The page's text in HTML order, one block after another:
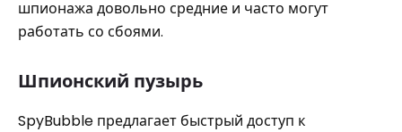
шпионажа довольно средние и часто могут
работать со сбоями.
Шпионский пузырь
SpyBubble предлагает быстрый доступ к